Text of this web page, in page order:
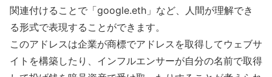
関連付けることで「google.eth」など、人間が理解でき
る形式で表現することができます。
このアドレスは企業が商標でアドレスを取得してウェブサ
イトを構築したり、インフルエンサーが自分の名前で取得